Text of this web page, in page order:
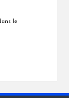
le